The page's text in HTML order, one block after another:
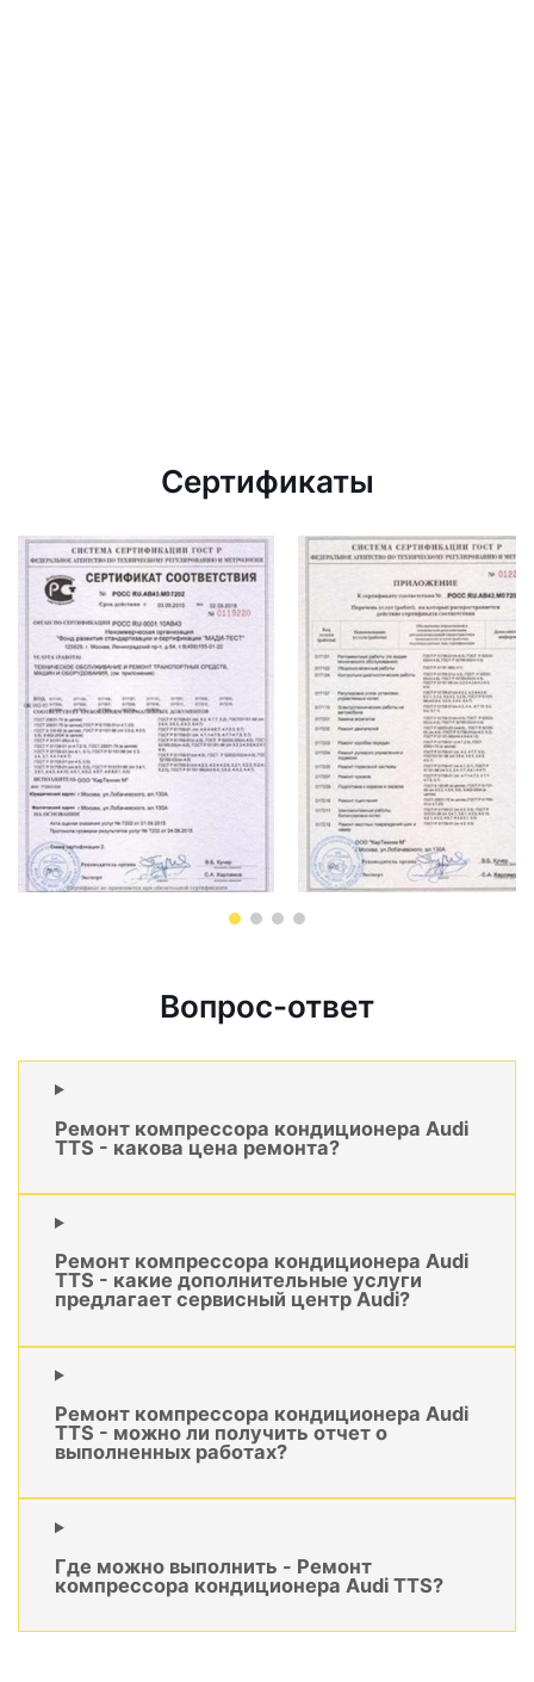
Сертификаты
Вопрос-ответ
Ремонт компрессора кондиционера Audi
TTS - какова цена ремонта?
Ремонт компрессора кондиционера Audi
TTS - какие дополнительные услуги
предлагает сервисный центр Audi?
Ремонт компрессора кондиционера Audi
TTS - можно ли получить отчет о
выполненных работах?
Где можно выполнить - Ремонт
компрессора кондиционера Audi TTS?